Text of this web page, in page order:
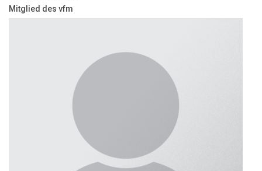
Mitglied des vfm